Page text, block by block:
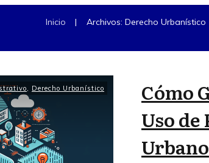
Inicio | Archivos: Derecho Urbanístico
, Derecho Urbanístico
Cómo
Uso
Urbano